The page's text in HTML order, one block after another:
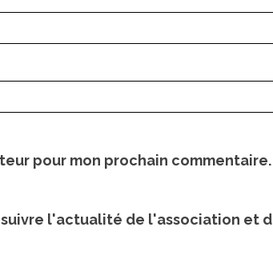
pour mon prochain commentaire.
l'actualité de l'association et